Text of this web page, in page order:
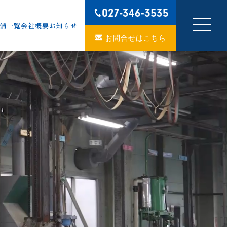
一覧会社概要お知らせ
お問合せはこちら